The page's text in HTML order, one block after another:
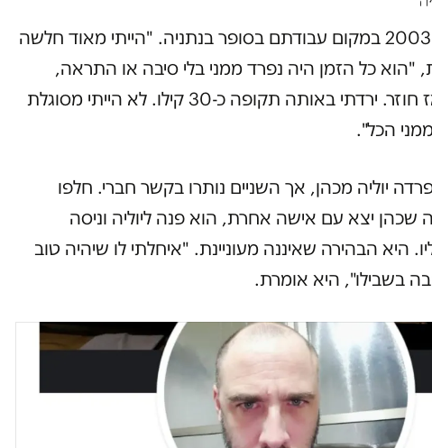
יוליה ויוסי הכירו ב-2003 במקום עבודתם בסופר בנתניה. "הייתי מאוד חלשה
"הוא כל הזמן היה נפרד ממני בלי סיבה או התראה,
נעלם לתקופות ואז חוזר. ירדתי באותה תקופה כ-30 קילו. לא הייתי מסוגלת
הכל".
יוליה מכהן, אך השניים נותרו בקשר חברי. חלפו
שכהן יצא עם אישה אחרת, הוא פנה ליוליה וניסה
היא הבהירה שאיננה מעוניינת. "איחלתי לו שיהיה טוב
בשבילו", היא אומרת.